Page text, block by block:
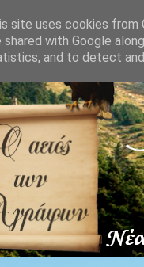
site uses cookies from
shared with Google
and to detect and